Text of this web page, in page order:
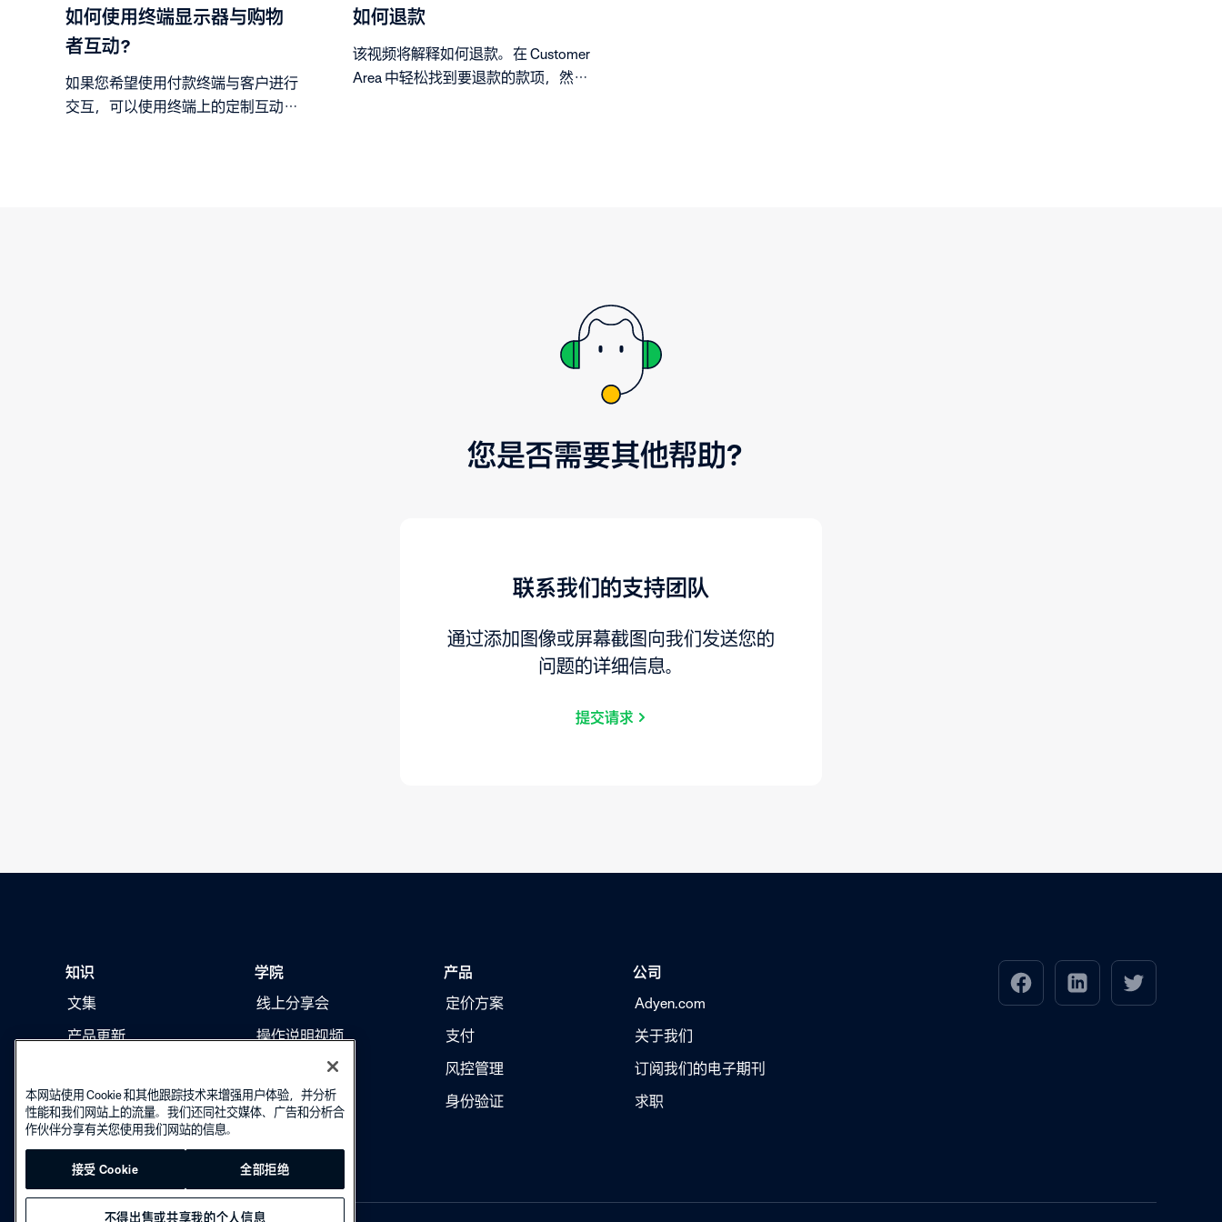
如何使用终端显示器与购物
者互动？
如果您希望使用付款终端与客户进行
交互，可以使用终端上的定制互动，
如何退款
该视频将解释如何退款。在 Customer
Area 中轻松找到要退款的款项，然后
您是否需要其他帮助？
联系我们的支持团队
通过添加图像或屏幕截图向我们发送您的
问题的详细信息。
提交请求
知识
文集
产品更新
学院
线上分享会
操作说明视频
产品
定价方案
支付
风控管理
身份验证
公司
Adyen.com
关于我们
订阅我们的电子期刊
求职
本网站使用 Cookie 和其他跟踪技术来增强用户体验，并分析
性能和我们网站上的流量。我们还同社交媒体、广告和分析合
作伙伴分享有关您使用我们网站的信息。
接受 Cookie 全部拒绝
不得出售或共享我的个人信息